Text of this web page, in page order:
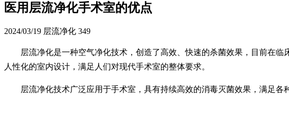
医用层流净化手术室的优点
2024/03/19 层流净化 349
层流净化是一种空气净化技术，创造了高效、快速的杀菌效果，目前在
人性化的室内设计，满足人们对现代手术室的整体要求。
层流净化技术广泛应用于手术室，具有持续高效的消毒灭菌效果，满足